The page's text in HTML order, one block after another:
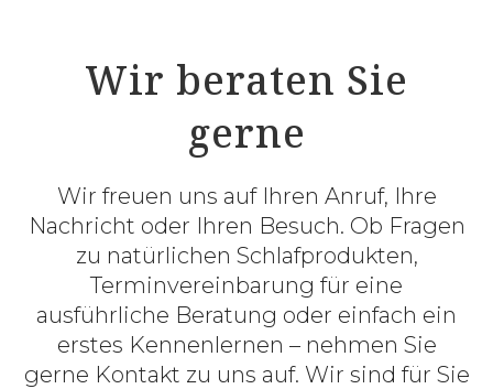
Wir beraten Sie
gerne
Wir freuen uns auf Ihren Anruf, Ihre
Nachricht oder Ihren Besuch. Ob Fragen
zu natürlichen Schlafprodukten,
Terminvereinbarung für eine
ausführliche Beratung oder einfach ein
erstes Kennenlernen – nehmen Sie
gerne Kontakt zu uns auf. Wir sind für Sie